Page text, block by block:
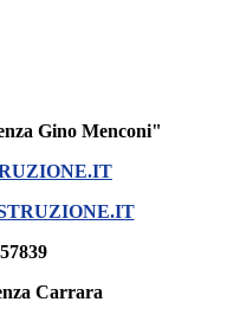
Gino Menconi"
Carrara